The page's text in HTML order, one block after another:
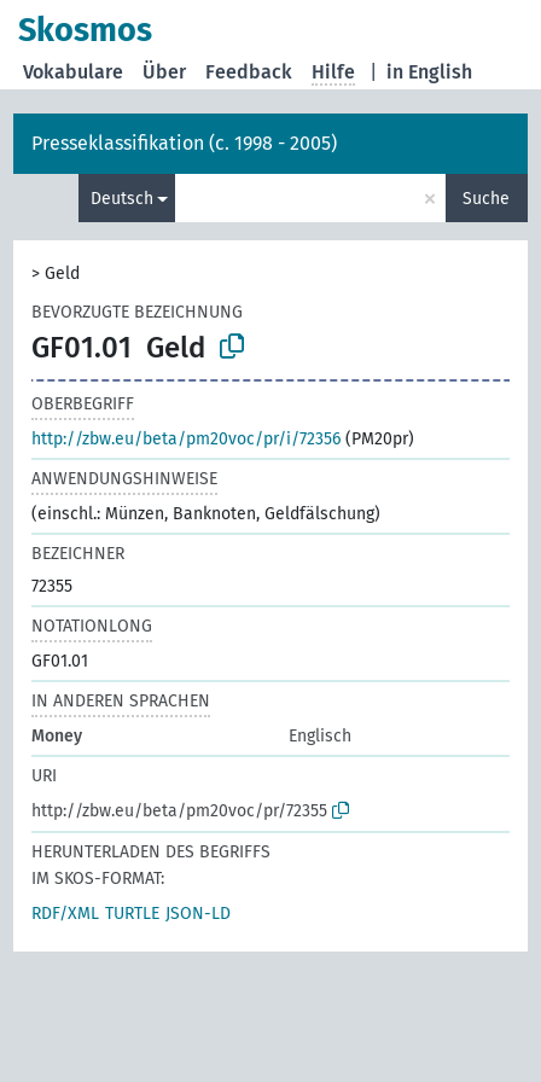
Skosmos
in English
Vokabulare Über Feedback Hilfe
Presseklassifikation (c. 1998 - 2005)
Deutsch × Suche
>Geld
BEVORZUGTE BEZEICHNUNG
GF01.01 Geld
OBERBEGRIFF
http://zbw.eu/beta/pm20voc/pr/i/72356 (PM20pr)
ANWENDUNGSHINWEISE
(einschl.: Münzen, Banknoten, Geldfälschung)
BEZEICHNER
72355
NOTATIONLONG
GF01.01
IN ANDEREN SPRACHEN
Money
Englisch
URI
http://zbw.eu/beta/pm20voc/pr/72355
HERUNTERLADEN DES BEGRIFFS
IM SKOS-FORMAT:
RDF/XML TURTLE JSON-LD